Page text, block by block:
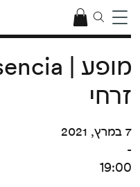
זרחי
7 במרץ, 2021
-
19:00